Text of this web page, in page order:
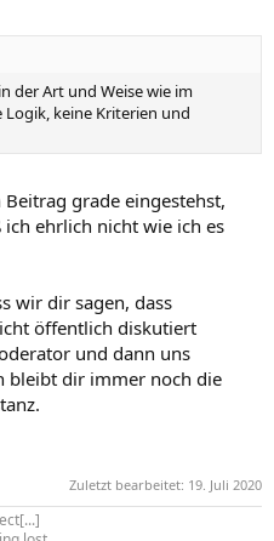
der Art und Weise wie im
keine Kriterien und
grade eingestehst,
ehrlich nicht wie ich es
wir dir sagen, dass
öffentlich diskutiert
und dann uns
bleibt dir immer noch die
Zuletzt bearbeitet: 19. Juli 2020